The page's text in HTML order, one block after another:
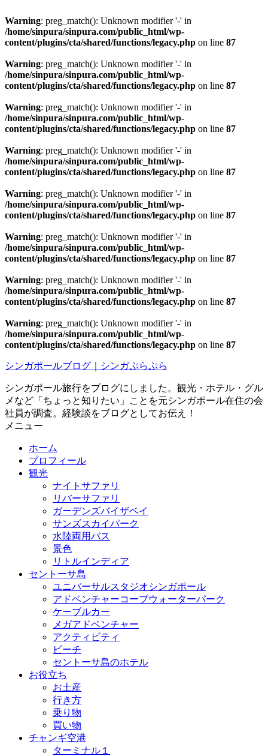
Warning: preg_match(): Unknown modifier '-' in
/home/sinpura/sinpura.com/public_html/wp-
content/plugins/cta/shared/functions/legacy.php on line 87
Warning: preg_match(): Unknown modifier '-' in
/home/sinpura/sinpura.com/public_html/wp-
content/plugins/cta/shared/functions/legacy.php on line 87
Warning: preg_match(): Unknown modifier '-' in
/home/sinpura/sinpura.com/public_html/wp-
content/plugins/cta/shared/functions/legacy.php on line 87
Warning: preg_match(): Unknown modifier '-' in
/home/sinpura/sinpura.com/public_html/wp-
content/plugins/cta/shared/functions/legacy.php on line 87
Warning: preg_match(): Unknown modifier '-' in
/home/sinpura/sinpura.com/public_html/wp-
content/plugins/cta/shared/functions/legacy.php on line 87
Warning: preg_match(): Unknown modifier '-' in
/home/sinpura/sinpura.com/public_html/wp-
content/plugins/cta/shared/functions/legacy.php on line 87
Warning: preg_match(): Unknown modifier '-' in
/home/sinpura/sinpura.com/public_html/wp-
content/plugins/cta/shared/functions/legacy.php on line 87
Warning: preg_match(): Unknown modifier '-' in
/home/sinpura/sinpura.com/public_html/wp-
content/plugins/cta/shared/functions/legacy.php on line 87
シンガポールブログ｜シンガぷらぷら
シンガポール旅行をブログにしました。観光・ホテル・グル
メなど「ちょっと知りたい」ことを元シンガポール在住の会
社員が調査。経験談をブログとしてお伝え！
メニュー
ホーム
プロフィール
観光
ナイトサファリ
リバーサファリ
ガーデンズバイザベイ
サンズスカイパーク
水陸両用バス
景色
リトルインディア
セントーサ島
ユニバーサルスタジオシンガポール
アドベンチャーコーブウォーターパーク
ケーブルカー
メガアドベンチャー
アクティビティ
ビーチ
セントーサ島のホテル
お役立ち
お土産
行き方
乗り物
買い物
チャンギ空港
ターミナル１